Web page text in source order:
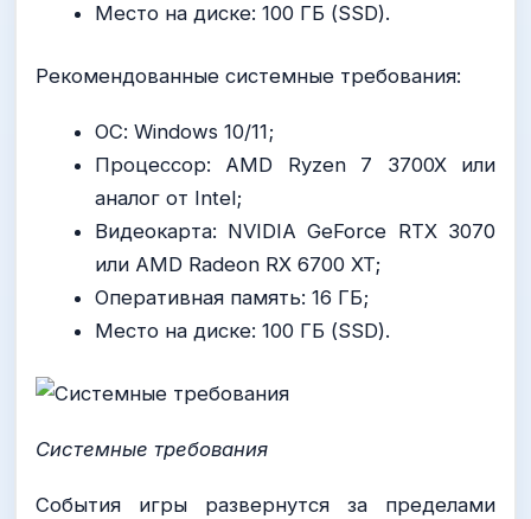
Место на диске: 100 ГБ (SSD).
Рекомендованные системные требования:
ОС: Windows 10/11;
Процессор: AMD Ryzen 7 3700X или
аналог от Intel;
Видеокарта: NVIDIA GeForce RTX 3070
или AMD Radeon RX 6700 XT;
Оперативная память: 16 ГБ;
Место на диске: 100 ГБ (SSD).
Системные требования
События игры развернутся за пределами